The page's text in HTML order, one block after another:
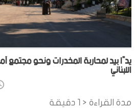
يدًا بيد لمحاربة المخدرات ونحو
اللبناني
مدة القراءة < 1
دقيقة